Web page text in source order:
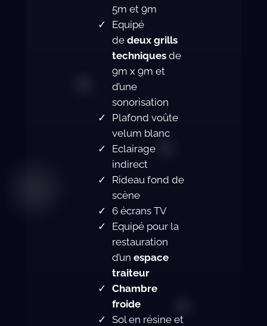
5m et 9m
Equipé
dedeux grills
techniquesde
9m x 9m et
d’une
sonorisation
Plafond voûte
velum blanc
Eclairage
indirect
Rideau fond de
scène
6 écrans TV
Equipé pour la
restauration
d’un espace
traiteur
Chambre
froide
Sol en résine et